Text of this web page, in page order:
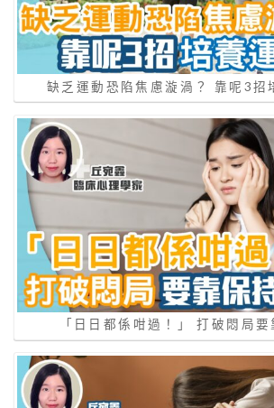
缺乏運動恐陷焦慮漩渦？ 靠呢3招
「日日都係咁過！」 打破悶局要